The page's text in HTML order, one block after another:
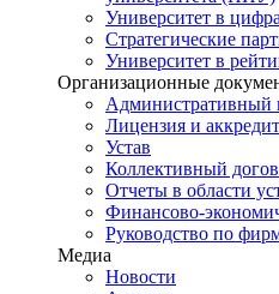
Университет в
Стратегические
Университет в
Организационные
Административный
Лицензия и
Устав
Коллективный
Отчеты в области
Финансово-
Руководство по
Медиа
Новости